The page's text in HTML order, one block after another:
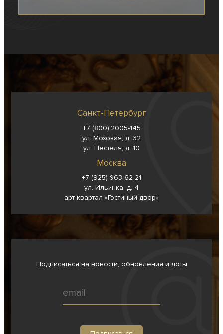
Санкт-Петербург
+7 (800) 2005-145
ул. Моховая, д. 32
ул. Пестеля, д. 10
Москва
+7 (925) 963-62-21
ул. Ильинка, д. 4
арт-квартал «Гостиный двор»
Подписаться на новости, обновления и лоты